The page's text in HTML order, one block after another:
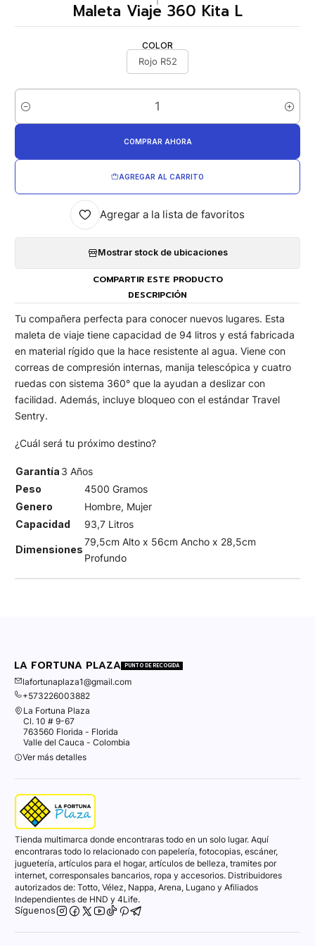
Maleta Viaje 360 Kita L
COLOR
Rojo R52
Cantidad
AGREGAR AL CARRITO
COMPRAR AHORA
Agregar a la lista de favoritos
Mostrar stock de ubicaciones
COMPARTIR ESTE PRODUCTO
DESCRIPCIÓN
Tu compañera perfecta para conocer nuevos lugares. Esta
maleta de viaje tiene capacidad de 94 litros y está fabricada
en material rígido que la hace resistente al agua. Viene con
correas de compresión internas, manija telescópica y cuatro
ruedas con sistema 360° que la ayudan a deslizar con
facilidad. Además, incluye bloqueo con el estándar Travel
Sentry.
¿Cuál será tu próximo destino?
Garantía 3 Años
Peso
4500 Gramos
Genero
Hombre, Mujer
Capacidad
93,7 Litros
Dimensiones
79,5cm Alto x 56cm Ancho x 28,5cm
Profundo
LA FORTUNA PLAZA PUNTO DE RECOGIDA
lafortunaplaza1@gmail.com
+573226003882
La Fortuna Plaza
Cl. 10 # 9-67
763560 Florida - Florida
Valle del Cauca - Colombia
Ver más detalles
Tienda multimarca donde encontraras todo en un solo lugar. Aquí
encontraras todo lo relacionado con papelería, fotocopias, escáner,
juguetería, artículos para el hogar, artículos de belleza, tramites por
internet, corresponsales bancarios, ropa y accesorios. Distribuidores
autorizados de: Totto, Vélez, Nappa, Arena, Lugano y Afiliados
Independientes de HND y 4Life.
Síguenos